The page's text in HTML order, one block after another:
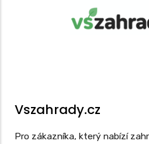
Vszahrady.cz
Pro zákazníka, který nabízí